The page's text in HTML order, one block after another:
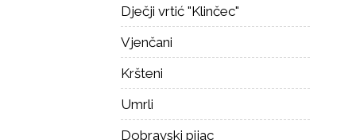
Dječji vrtić "Klinčec"
Vjenčani
Kršteni
Umrli
Dobravski pijac